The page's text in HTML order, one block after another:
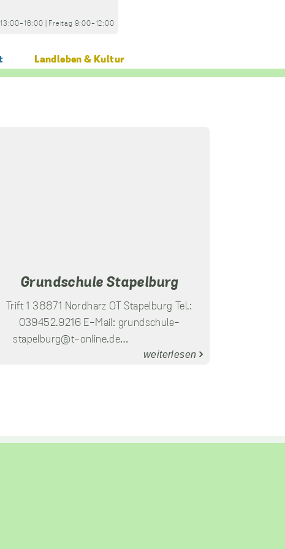
16:00 Freitag 9:00-12:00
Landleben & Kultur
Grundschule Stapelburg
Trift 1 38871 Nordharz OT Stapelburg Tel.:
039452.9216 E-Mail: grundschule-
stapelburg@t-online.de…
weiterlesen